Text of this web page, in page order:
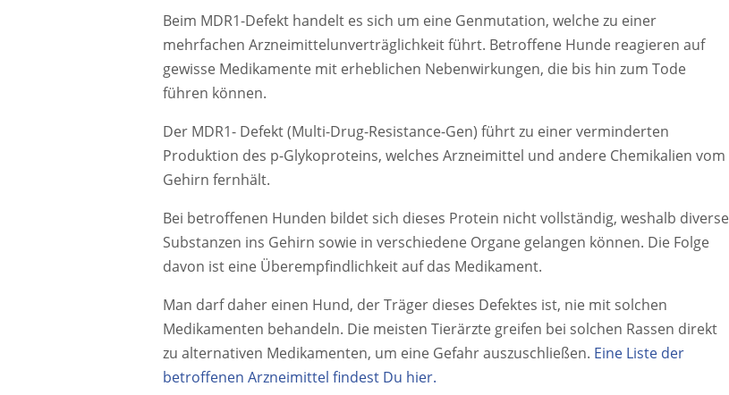
Beim MDR1-Defekt handelt es sich um eine Genmutation, welche zu einer
mehrfachen Arzneimittelunverträglichkeit führt. Betroffene Hunde reagieren auf
gewisse Medikamente mit erheblichen Nebenwirkungen, die bis hin zum Tode
führen können.
Der MDR1- Defekt (Multi-Drug-Resistance-Gen) führt zu einer verminderten
Produktion des p-Glykoproteins, welches Arzneimittel und andere Chemikalien vom
Gehirn fernhält.
Bei betroffenen Hunden bildet sich dieses Protein nicht vollständig, weshalb diverse
Substanzen ins Gehirn sowie in verschiedene Organe gelangen können. Die Folge
davon ist eine Überempfindlichkeit auf das Medikament.
Man darf daher einen Hund, der Träger dieses Defektes ist, nie mit solchen
Medikamenten behandeln. Die meisten Tierärzte greifen bei solchen Rassen direkt
zu alternativen Medikamenten, um eine Gefahr auszuschließen. Eine Liste der
betroffenen Arzneimittel findest Du hier.